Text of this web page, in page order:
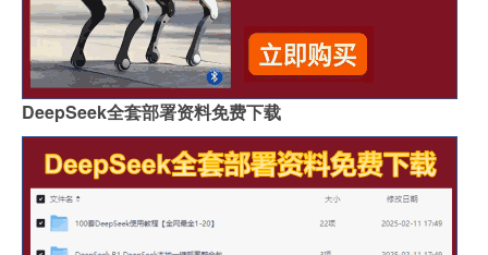
DeepSeek全套部署资料免费下载